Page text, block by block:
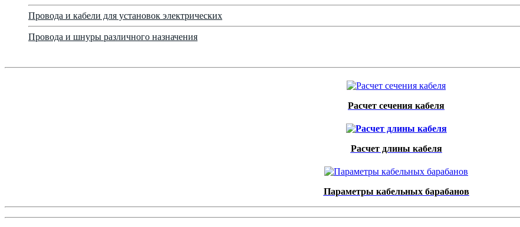
Провода и кабели для установок электрических
Провода и шнуры различного назначения
Расчет сечения кабеля
Расчет длины кабеля
Параметры кабельных барабанов